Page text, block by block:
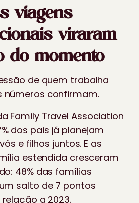
viagens
viraram
do momento
de quem trabalha
números confirmam.
Family Travel Association
dos pais já planejam
e filhos juntos. E as
estendida cresceram
48% das famílias
salto de 7 pontos
a 2023.